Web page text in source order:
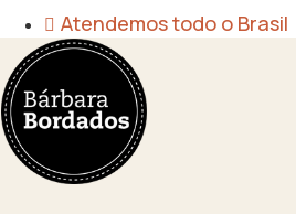
Atendemos todo o Brasil